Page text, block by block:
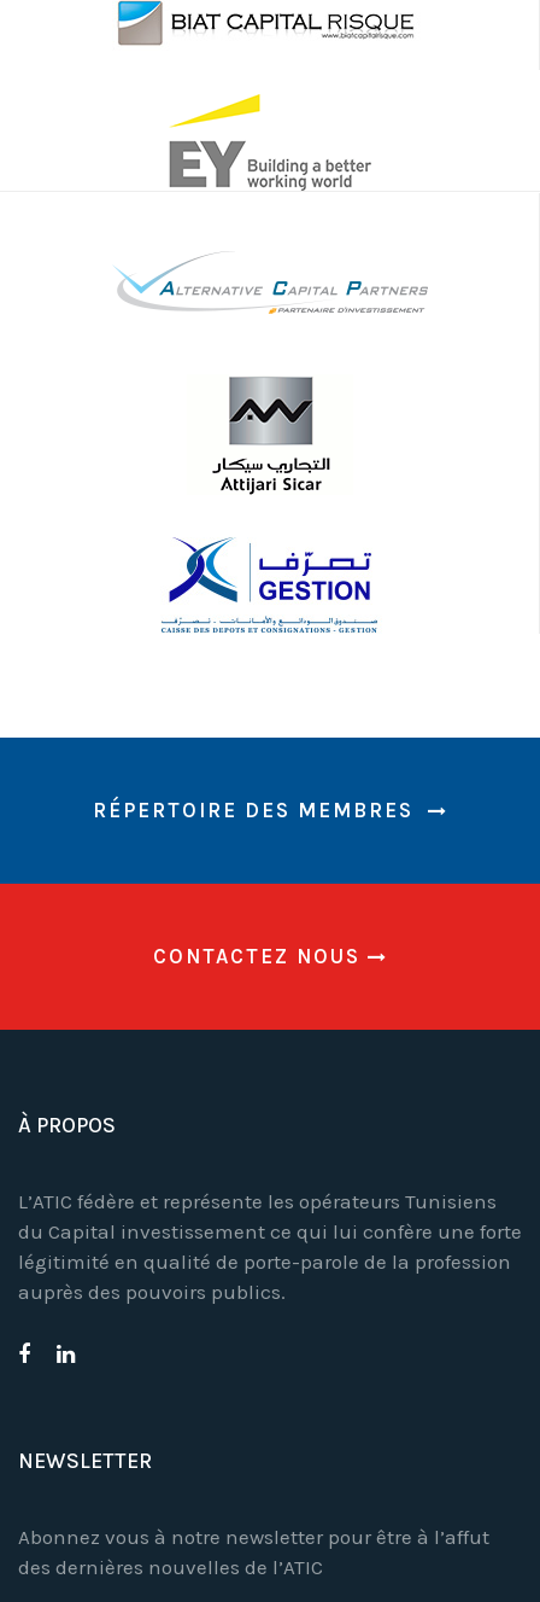
RÉPERTOIRE DES MEMBRES
CONTACTEZ NOUS
À PROPOS
L’ATIC fédère et représente les opérateurs Tunisiens
du Capital investissement ce qui lui confère une forte
légitimité en qualité de porte-parole de la profession
auprès des pouvoirs publics.
NEWSLETTER
Abonnez vous à notre newsletter pour être à l’affut
des dernières nouvelles de l’ATIC